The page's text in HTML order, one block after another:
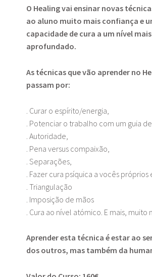
O Healing vai ensinar novas
ao aluno muito mais confiança e
capacidade de cura a um nível
aprofundado.
As técnicas que vão aprender no
passam por:
. Curar o espírito/energia,
. Potenciar o trabalho com um guia
. Autoridade,
. Pena versus compaixão,
. Separações,
. Fazer cura psíquica a vocês próprios
. Triangulação
. Imposição de mãos
. Cura ao nível atómico. E mais, muito
Aprender esta técnica é estar ao
dos outros, mas também da